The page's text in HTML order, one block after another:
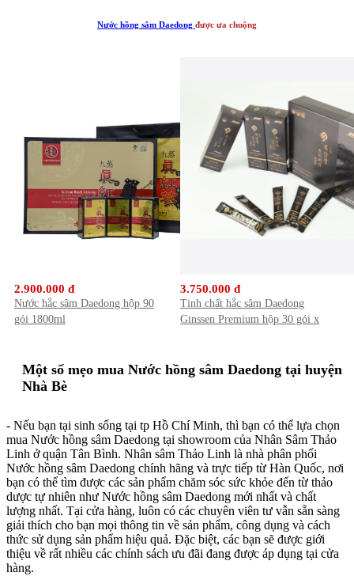
Nước hồng sâm Daedong được ưa chuộng
2.900.000 đ
Nước hắc sâm Daedong hộp 90
gói 1800ml
3.750.000 đ
Tinh chất hắc sâm Daedong
Ginssen Premium hộp 30 gói x
Một số mẹo mua Nước hồng sâm Daedong tại huyện
Nhà Bè
- Nếu bạn tại sinh sống tại tp Hồ Chí Minh, thì bạn có thể lựa chọn
mua Nước hồng sâm Daedong tại showroom của Nhân Sâm Thảo
Linh ở quận Tân Bình. Nhân sâm Thảo Linh là nhà phân phối
Nước hồng sâm Daedong chính hãng và trực tiếp từ Hàn Quốc, nơi
bạn có thể tìm được các sản phẩm chăm sóc sức khỏe đến từ thảo
dược tự nhiên như Nước hồng sâm Daedong mới nhất và chất
lượng nhất. Tại cửa hàng, luôn có các chuyên viên tư vẫn sẵn sàng
giải thích cho bạn mọi thông tin về sản phẩm, công dụng và cách
thức sử dụng sản phẩm hiệu quả. Đặc biệt, các bạn sẽ được giới
thiệu về rất nhiều các chính sách ưu đãi đang được áp dụng tại cửa
hàng.